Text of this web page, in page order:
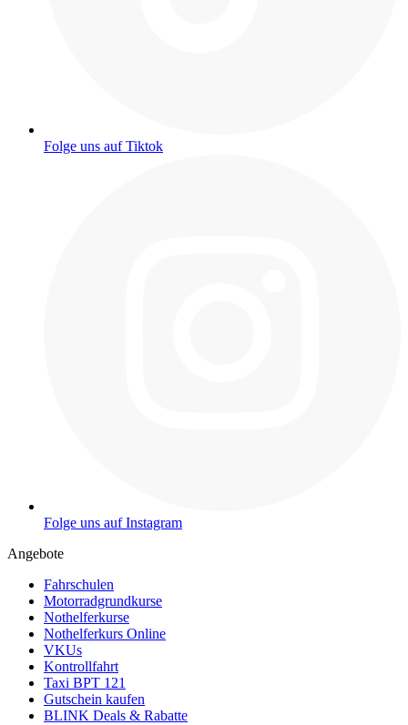
Folge uns auf Tiktok
Folge uns auf Instagram
Angebote
Fahrschulen
Motorradgrundkurse
Nothelferkurse
Nothelferkurs Online
VKUs
Kontrollfahrt
Taxi BPT 121
Gutschein kaufen
BLINK Deals & Rabatte